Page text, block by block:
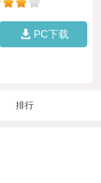
PC下载
排行